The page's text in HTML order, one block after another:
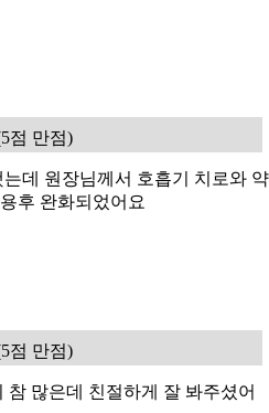
점 만점)
데 원장님께서 호흡기 치로와 약
후 완화되었어요
점 만점)
참 많은데 친절하게 잘 봐주셨어